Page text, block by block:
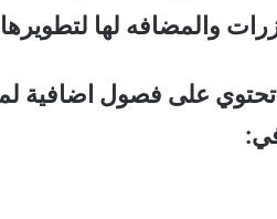
والمضافه لها
على فصول اضافية